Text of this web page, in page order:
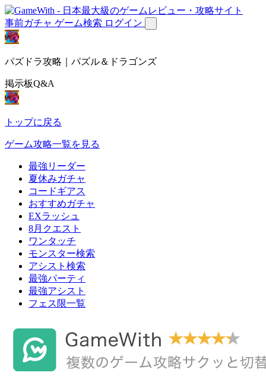
事前ガチャ ゲーム検索 ログイン
パズドラ攻略｜パズル＆ドラゴンズ
掲示板Q&A
トップに戻る
ゲーム攻略一覧を見る
最強リーダー
夏休みガチャ
コードギアス
おすすめガチャ
EXラッシュ
8月クエスト
ワンタッチ
モンスター検索
アシスト検索
最強パーティ
最強アシスト
フェス限一覧